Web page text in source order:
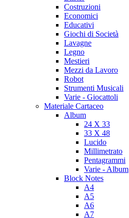
Costruzioni
Economici
Educativi
Giochi di Società
Lavagne
Legno
Mestieri
Mezzi da Lavoro
Robot
Strumenti Musicali
Varie - Giocattoli
Materiale Cartaceo
Album
24 X 33
33 X 48
Lucido
Millimetrato
Pentagrammi
Varie - Album
Block Notes
A4
A5
A6
A7